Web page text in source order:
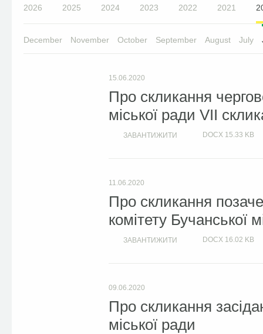
2026 2025 2024 2023 2022 2021
December November October September August July
15.06.2020
Про скликання
міської ради VII
ЗАВАНТИЖИТИ DOCX 15.33 KB
11.06.2020
Про скликання
комітету Бучанської
ЗАВАНТИЖИТИ DOCX 16.02 KB
09.06.2020
Про скликання
міської ради